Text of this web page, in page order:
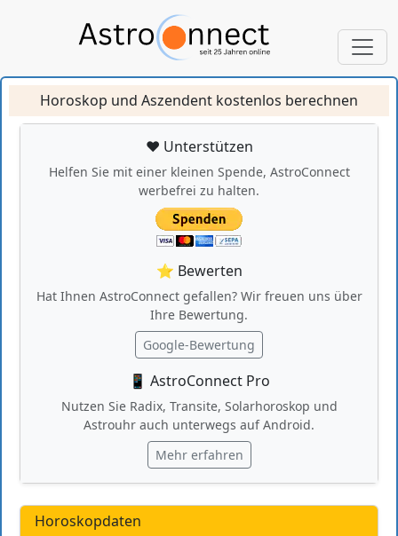
Horoskop und Aszendent kostenlos berechnen
❤️ Unterstützen
Helfen Sie mit einer kleinen Spende, AstroConnect
werbefrei zu halten.
⭐ Bewerten
Hat Ihnen AstroConnect gefallen? Wir freuen uns über
Ihre Bewertung.
Google-Bewertung
📱 AstroConnect Pro
Nutzen Sie Radix, Transite, Solarhoroskop und
Astrouhr auch unterwegs auf Android.
Mehr erfahren
Horoskopdaten